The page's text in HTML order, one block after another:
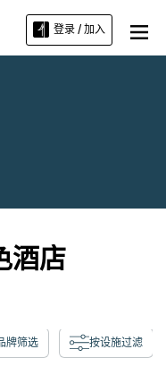
登录 / 加入
酒店
牌筛选 按设施过滤